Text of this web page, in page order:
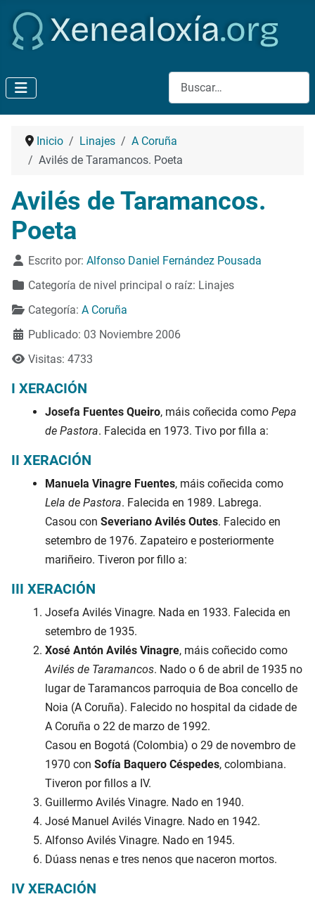
Buscar
Inicio Linajes
A Coruña
Avilés de Taramancos. Poeta
Avilés de Taramancos.
Poeta
Detalles
Escrito por: Alfonso Daniel Fernández Pousada
Categoría de nivel principal o raíz: Linajes
Categoría: A Coruña
Publicado: 03 Noviembre 2006
Visitas: 4733
I XERACIÓN
Josefa Fuentes Queiro, máis coñecida como Pepa
de Pastora. Falecida en 1973. Tivo por filla a:
II XERACIÓN
Manuela Vinagre Fuentes, máis coñecida como
Lela de Pastora. Falecida en 1989. Labrega.
Casou con Severiano Avilés Outes. Falecido en
setembro de 1976. Zapateiro e posteriormente
mariñeiro. Tiveron por fillo a:
III XERACIÓN
Josefa Avilés Vinagre. Nada en 1933. Falecida en
setembro de 1935.
Xosé Antón Avilés Vinagre, máis coñecido como
Avilés de Taramancos. Nado o 6 de abril de 1935 no
lugar de Taramancos parroquia de Boa concello de
Noia (A Coruña). Falecido no hospital da cidade de
A Coruña o 22 de marzo de 1992.
Casou en Bogotá (Colombia) o 29 de novembro de
1970 con Sofía Baquero Céspedes, colombiana.
Tiveron por fillos a IV.
Guillermo Avilés Vinagre. Nado en 1940.
José Manuel Avilés Vinagre. Nado en 1942.
Alfonso Avilés Vinagre. Nado en 1945.
Dúass nenas e tres nenos que naceron mortos.
IV XERACIÓN